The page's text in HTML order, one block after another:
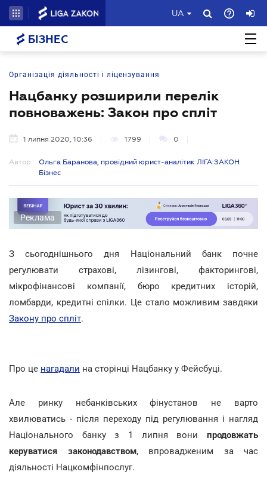
UA
БІЗНЕС
Організація діяльності і ліцензування
Нацбанку розширили перелік
повноважень: Закон про спліт
1 липня 2020, 10:36 1799 0
Автор:
Ольга Баранова, провідний юрист-аналітик ЛІГА:ЗАКОН
Бізнес
Реклама
З сьогоднішнього дня Національний банк почне
регулювати страхові, лізингові, факторингові,
мікрофінансові компанії, бюро кредитних історій,
ломбарди, кредитні спілки. Це стало можливим завдяки
Закону про спліт.
Про це нагадали на сторінці Нацбанку у Фейсбуці.
Але ринку небанківських фінустанов не варто
хвилюватись - після переходу під регулювання і нагляд
Національного банку з 1 липня вони продовжать
керуватися законодавством, впровадженим за час
діяльності Нацкомфінпослуг.